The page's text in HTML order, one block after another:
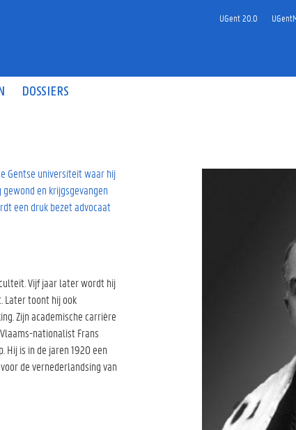
UGent 20.0
DOSSIERS
Gentse universiteit waar hij
en krijgsgevangen
een druk bezet advocaat
Vijf jaar later wordt hij
Later toont hij ook
Zijn academische carrière
nationalist Frans
Hij is in de jaren 1920 een
de vernederlandsing van